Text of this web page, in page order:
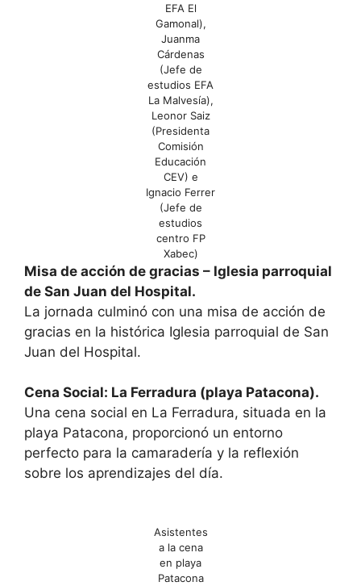
EFA El
Gamonal),
Juanma
Cárdenas
(Jefe de
estudios EFA
La Malvesía),
Leonor Saiz
(Presidenta
Comisión
Educación
CEV) e
Ignacio Ferrer
(Jefe de
estudios
centro FP
Xabec)
Misa de acción de gracias – Iglesia parroquial
de San Juan del Hospital.
La jornada culminó con una misa de acción de
gracias en la histórica Iglesia parroquial de San
Juan del Hospital.
Cena Social: La Ferradura (playa Patacona).
Una cena social en La Ferradura, situada en la
playa Patacona, proporcionó un entorno
perfecto para la camaradería y la reflexión
sobre los aprendizajes del día.
Asistentes
a la cena
en playa
Patacona